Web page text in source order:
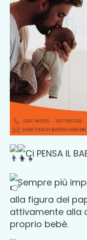
Ci PENSA IL
Sempre più
alla figura del
attivamente alla
proprio bebè.